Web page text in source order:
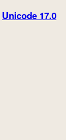
Unicode 17.0